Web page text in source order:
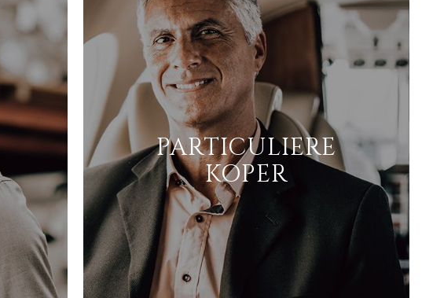
PARTICULIERE
KOPER